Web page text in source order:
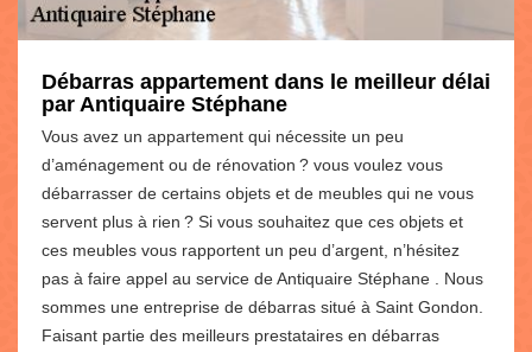
Débarras appartement dans le meilleur délai
par Antiquaire Stéphane
Vous avez un appartement qui nécessite un peu
d’aménagement ou de rénovation ? vous voulez vous
débarrasser de certains objets et de meubles qui ne vous
servent plus à rien ? Si vous souhaitez que ces objets et
ces meubles vous rapportent un peu d’argent, n’hésitez
pas à faire appel au service de Antiquaire Stéphane . Nous
sommes une entreprise de débarras situé à Saint Gondon.
Faisant partie des meilleurs prestataires en débarras